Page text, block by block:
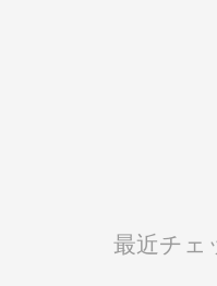
最近チェ